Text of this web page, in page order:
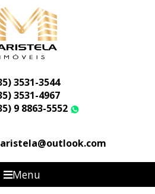
3531-3544
3531-4967
9 8863-5552
Menu